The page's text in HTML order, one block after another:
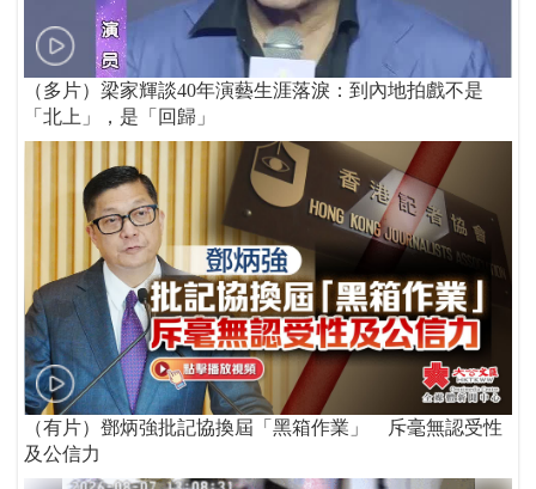
（多片）梁家輝談40年演藝生涯落淚：到內地拍戲不是
「北上」，是「回歸」
（有片）鄧炳強批記協換屆「黑箱作業」 斥毫無認受性
及公信力